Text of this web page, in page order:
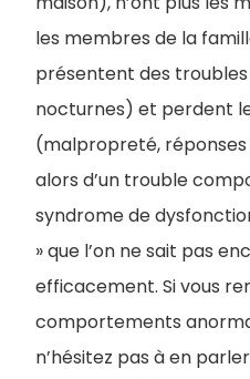
les membres de la
présentent des
nocturnes) et perdent
(malpropreté, réponses
alors d’un trouble
syndrome de
» que l’on ne sait pas
efficacement. Si vous
comportements
n’hésitez pas à en